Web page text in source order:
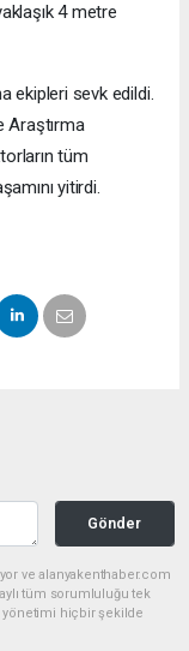
4 metre
ekipleri sevk edildi.
Araştırma
tüm
yitirdi.
Gönder
ve alanyakenthaber.com
tüm sorumluluğu tek
yönetimi hiçbir şekilde